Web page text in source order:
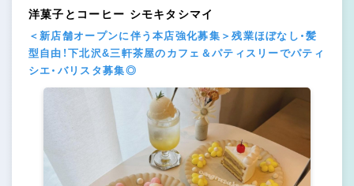
洋菓子とコーヒー シモキタシマイ
＜新店舗オープンに伴う本店強化募集＞残業ほぼなし・髪
型自由！下北沢&三軒茶屋のカフェ＆パティスリーでパティ
シエ・バリスタ募集◎